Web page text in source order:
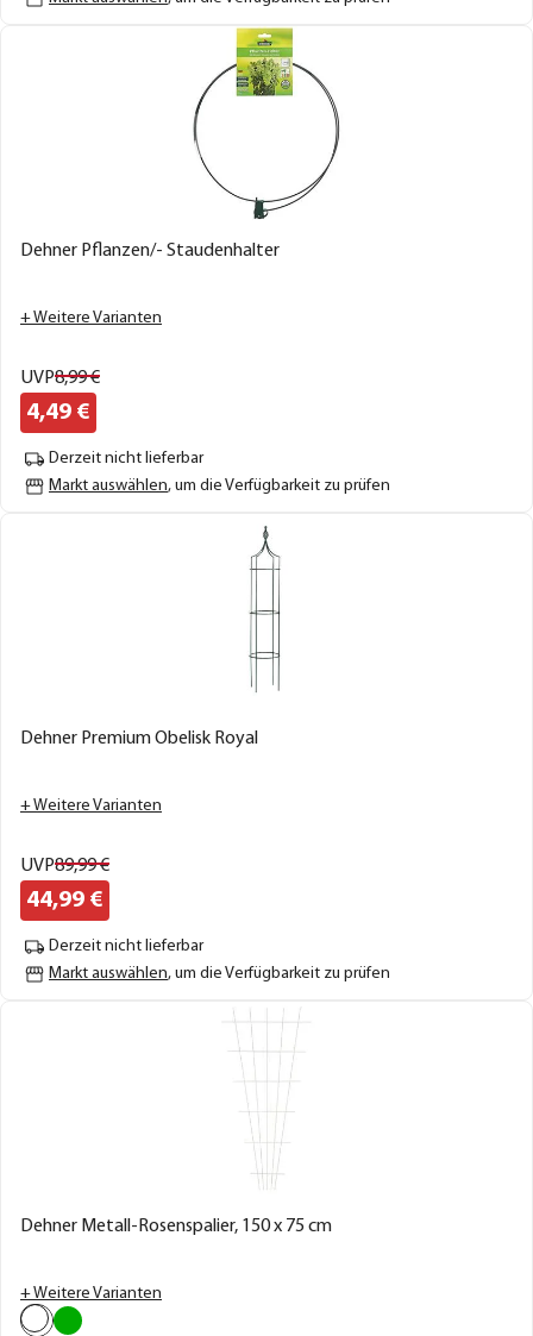
Dehner Pflanzen/- Staudenhalter
+ Weitere Varianten
UVP8,99€
4,49 €
Derzeit nicht lieferbar
Markt auswählen, um die Verfügbarkeit zu prüfen
Dehner Premium Obelisk Royal
+ Weitere Varianten
UVP89,99€
44,99 €
Derzeit nicht lieferbar
Markt auswählen, um die Verfügbarkeit zu prüfen
Dehner Metall-Rosenspalier, 150 x 75 cm
+ Weitere Varianten